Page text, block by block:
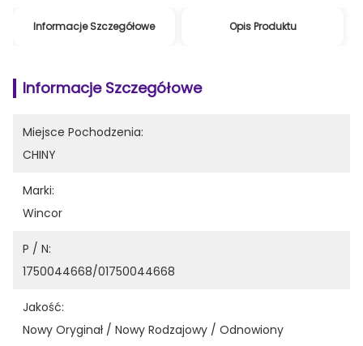
Informacje Szczegółowe Opis Produktu
Informacje Szczegółowe
Miejsce Pochodzenia:
CHINY
Marki:
Wincor
P / N:
1750044668/01750044668
Jakość:
Nowy Oryginał / Nowy Rodzajowy / Odnowiony